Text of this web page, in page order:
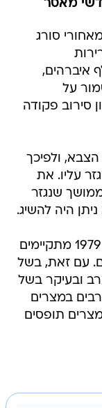
סורג
איברהים,
על
סירוב פקודה
ולפיכך
עליו. את
שנגזר
היה להשיג.
כזכור, מאז הסכמי קמפ דייויד בשנת 1979 מתקיימים
עם זאת, בשל
ובעיקר בשל
במצרים
תופסים